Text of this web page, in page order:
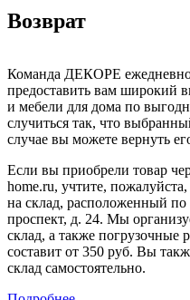
Возврат
Команда ДЕКОРЕ ежедневно
предоставить вам широкий
и мебели для дома по
случиться так, что
случае вы можете вернуть
Если вы приобрели товар
home.ru, учтите,
на склад, расположенный
проспект, д. 24. Мы
склад, а также погрузочные
составит от 350 руб. Вы
склад самостоятельно.